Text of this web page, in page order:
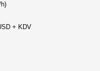
+ KDV